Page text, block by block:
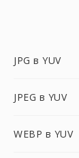
JPG в YUV
JPEG в YUV
WEBP в YUV